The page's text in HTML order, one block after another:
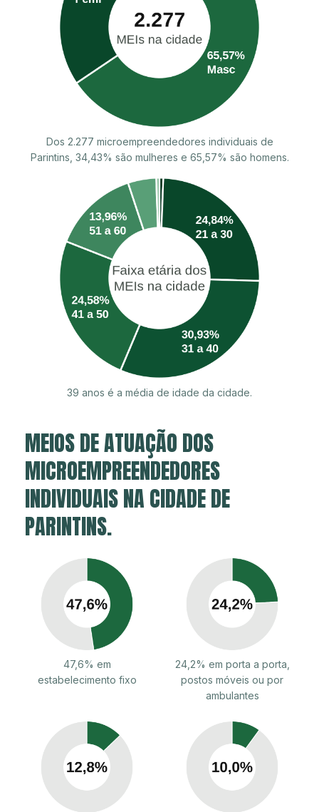
Dos 2.277 microempreendedores individuais de
Parintins, 34,43% são mulheres e 65,57% são homens.
39 anos é a média de idade da cidade.
MEIOS DE ATUAÇÃO DOS
MICROEMPREENDEDORES
INDIVIDUAIS NA CIDADE DE
PARINTINS.
47,6% em
estabelecimento fixo
24,2% em porta a porta,
postos móveis ou por
ambulantes